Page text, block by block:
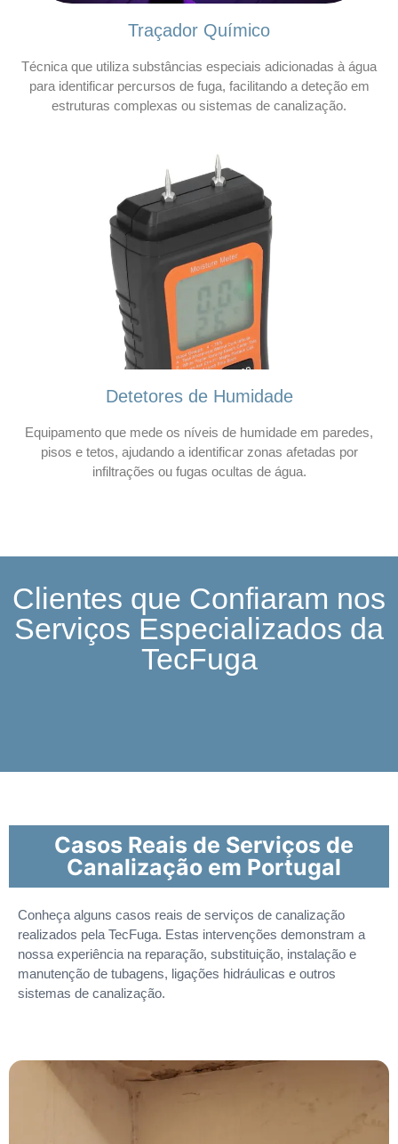
Traçador Químico
Técnica que utiliza substâncias especiais adicionadas à água
para identificar percursos de fuga, facilitando a deteção em
estruturas complexas ou sistemas de canalização.
Detetores de Humidade
Equipamento que mede os níveis de humidade em paredes,
pisos e tetos, ajudando a identificar zonas afetadas por
infiltrações ou fugas ocultas de água.
Clientes que Confiaram nos
Serviços Especializados da
TecFuga
Casos Reais de Serviços de
Canalização em Portugal
Conheça alguns casos reais de serviços de canalização
realizados pela TecFuga. Estas intervenções demonstram a
nossa experiência na reparação, substituição, instalação e
manutenção de tubagens, ligações hidráulicas e outros
sistemas de canalização.